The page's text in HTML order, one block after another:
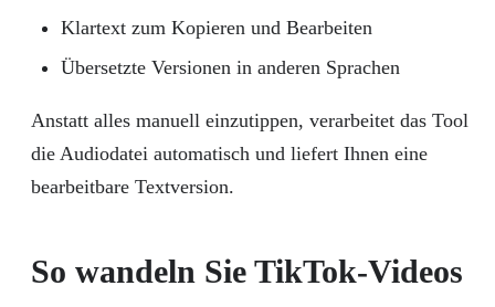
Klartext zum Kopieren und Bearbeiten
Übersetzte Versionen in anderen Sprachen
Anstatt alles manuell einzutippen, verarbeitet das Tool
die Audiodatei automatisch und liefert Ihnen eine
bearbeitbare Textversion.
So wandeln Sie TikTok-Videos